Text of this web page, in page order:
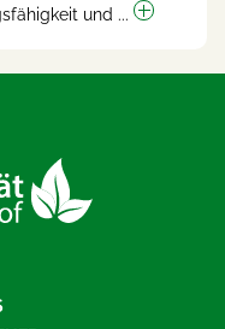
und ...